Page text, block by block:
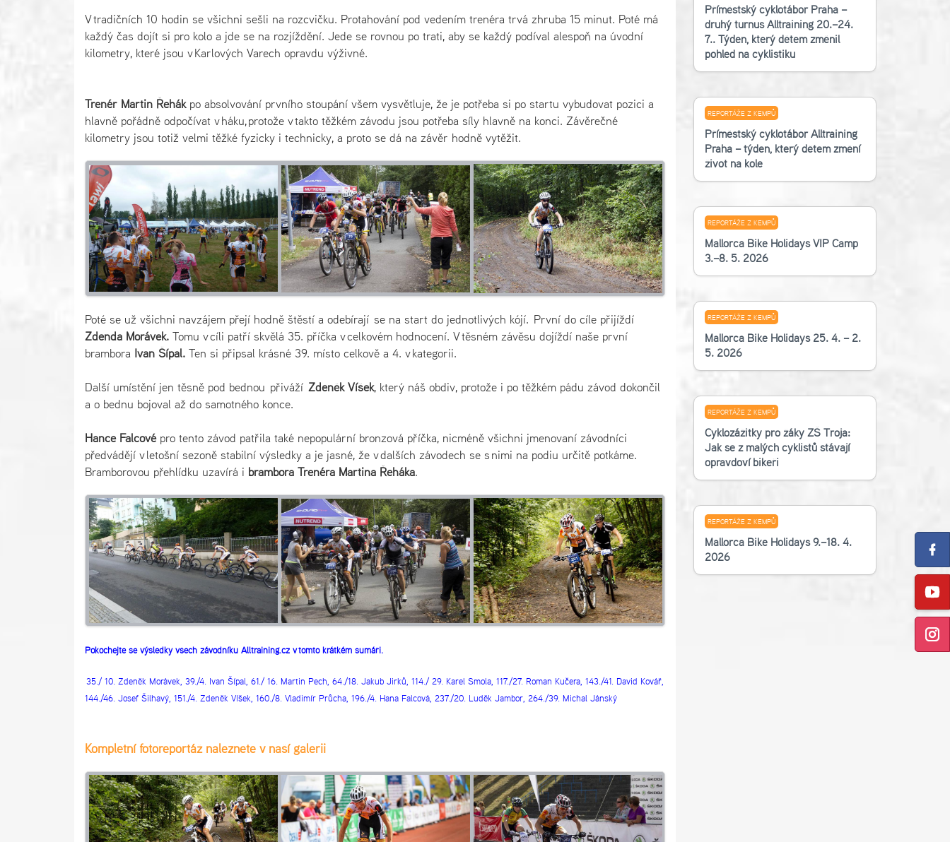
V tradičních 10 hodin se všichni sešli na rozcvičku. Protahování pod vedením trenéra trvá zhruba 15 minut. Poté má
každý čas dojít si pro kolo a jde se na rozjíždění. Jede se rovnou po trati, aby se každý podíval alespoň na úvodní
kilometry, které jsou v Karlových Varech opravdu výživné.
Trenér Martin Řehákpo absolvování prvního stoupání všem vysvětluje, že je potřeba si po startu vybudovat pozici a
hlavně pořádně odpočívat v háku, protože v takto těžkém závodu jsou potřeba síly hlavně na konci. Závěrečné
kilometry jsou totiž velmi těžké fyzicky i technicky, a proto se dá na závěr hodně vytěžit.
Poté se už všichni navzájem přejí hodně štěstí a odebírají se na start do jednotlivých kójí. První do cíle přijíždí
Zdenda Morávek.Tomu v cíli patří skvělá 35. příčka v celkovém hodnocení. V těsném závěsu dojíždí naše první
bramboraIvan Šípal.Ten si připsal krásné 39. místo celkově a 4. v kategorii.
Další umístění jen těsně pod bednou přiváží Zdeněk Víšek, který náš obdiv, protože i po těžkém pádu závod dokončil
a o bednu bojoval až do samotného konce.
Hance Falcovépro tento závod patřila také nepopulární bronzová příčka, nicméně všichni jmenovaní závodníci
předvádějí v letošní sezoně stabilní výsledky a je jasné, že v dalších závodech se s nimi na podiu určitě potkáme.
Bramborovou přehlídku uzavírá i brambora Trenéra Martina Řeháka.
Pokochejte se výsledky všech závodníku Alltraining.cz v tomto krátkém sumáři.
35./ 10. Zdeněk Morávek, 39./4. Ivan Šípal, 61./ 16. Martin Pech, 64./18. Jakub Jirků, 114./ 29. Karel Smola, 117./27. Roman Kučera, 143./41. David Kovář,
144./46. Josef Šilhavý, 151./4. Zdeněk Víšek, 160./8. Vladimír Průcha, 196./4. Hana Falcová, 237./20. Luděk Jambor, 264./39. Michal Jánský
Kompletní fotoreportáž naleznete v naší galerii
Příměstský cyklotábor Praha –
druhý turnus Alltraining 20.–24.
7.. Týden, který dětem změnil
pohled na cyklistiku
REPORTÁŽE Z KEMPŮ
Příměstský cyklotábor Alltraining
Praha – týden, který dětem změní
život na kole
REPORTÁŽE Z KEMPŮ
Mallorca Bike Holidays VIP Camp
3.–8. 5. 2026
REPORTÁŽE Z KEMPŮ
Mallorca Bike Holidays 25. 4. – 2.
5. 2026
REPORTÁŽE Z KEMPŮ
Cyklozážitky pro žáky ZŠ Troja:
Jak se z malých cyklistů stávají
opravdoví bikeři
REPORTÁŽE Z KEMPŮ
Mallorca Bike Holidays 9.–18. 4.
2026